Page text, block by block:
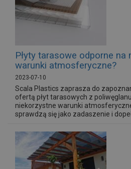
Płyty tarasowe odporne na
warunki atmosferyczne?
2023-07-10
Scala Plastics zaprasza do
ofertą płyt tarasowych z
niekorzystne warunki
sprawdzą się jako zadaszenie i